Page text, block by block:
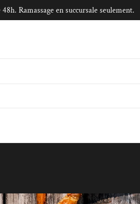
Ramassage en succursale seulement.